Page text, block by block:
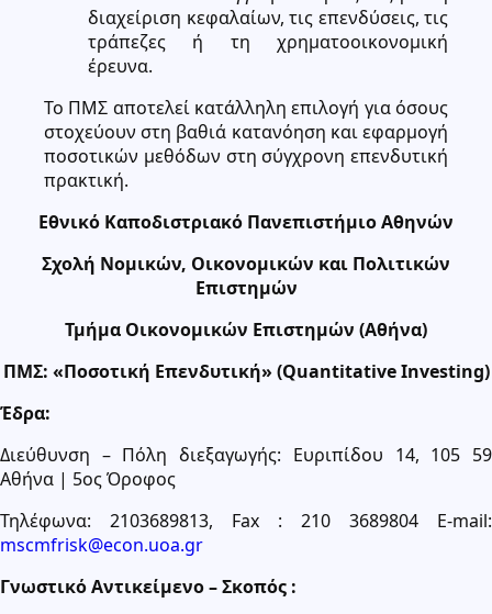
διαχείριση κεφαλαίων, τις επενδύσεις, τις
τράπεζες ή τη χρηματοοικονομική
έρευνα.
Το ΠΜΣ αποτελεί κατάλληλη επιλογή για όσους
στοχεύουν στη βαθιά κατανόηση και εφαρμογή
ποσοτικών μεθόδων στη σύγχρονη επενδυτική
πρακτική.
Εθνικό Καποδιστριακό Πανεπιστήμιο Αθηνών
Σχολή Νομικών, Οικονομικών και Πολιτικών
Επιστημών
Τμήμα Οικονομικών Επιστημών (Αθήνα)
ΠΜΣ: «Ποσοτική Επενδυτική» (Quantitative Investing)
Έδρα:
Διεύθυνση – Πόλη διεξαγωγής: Ευριπίδου 14, 105 59
Αθήνα | 5ος Όροφος
Τηλέφωνα: 2103689813, Fax : 210 3689804 E-mail:
mscmfrisk@econ.uoa.gr
Γνωστικό Αντικείμενο – Σκοπός :